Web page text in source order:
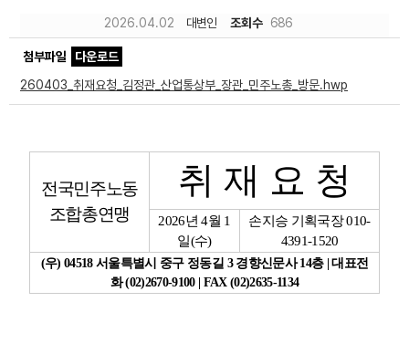
2026.04.02 대변인 조회수 686
첨부파일
다운로드
260403_취재요청_김정관_산업통상부_장관_민주노총_방문.hwp
전국민주노동
조합총연맹
취 재 요 청
2026년4월 1
일(수)
손지승 기획국장010-
4391-1520
(우) 04518서울특별시 중구 정동길 3 경향신문사14층 |대표전
화(02)2670-9100 | FAX (02)2635-1134
노동상담
부설기관